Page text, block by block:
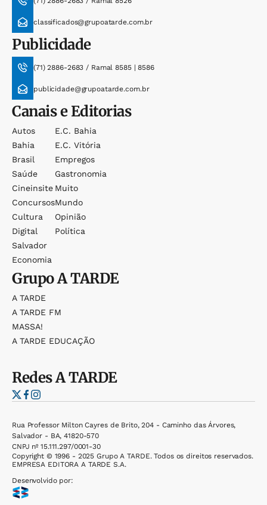
classificados@grupoatarde.com.br
Publicidade
(71) 2886-2683 / Ramal 8585 | 8586
publicidade@grupoatarde.com.br
Canais e Editorias
Autos
Bahia
Brasil
Saúde
Cineinsite
Concursos
Cultura
Digital
Salvador
Economia
E.c. Bahia
E.c. Vitória
Empregos
Gastronomia
Muito
Mundo
Opinião
Política
GrupoA TARDE
A TARDE
A TARDE FM
MASSA!
A TARDE EDUCAÇÃO
RedesA TARDE
Rua Professor Milton Cayres de Brito, 204 - Caminho das Árvores,
Salvador - BA, 41820-570
CNPJ nº 15.111.297/0001-30
Copyright © 1996 - 2025 Grupo A TARDE. Todos os direitos reservados.
EMPRESA EDITORA A TARDE S.A.
Desenvolvido por: